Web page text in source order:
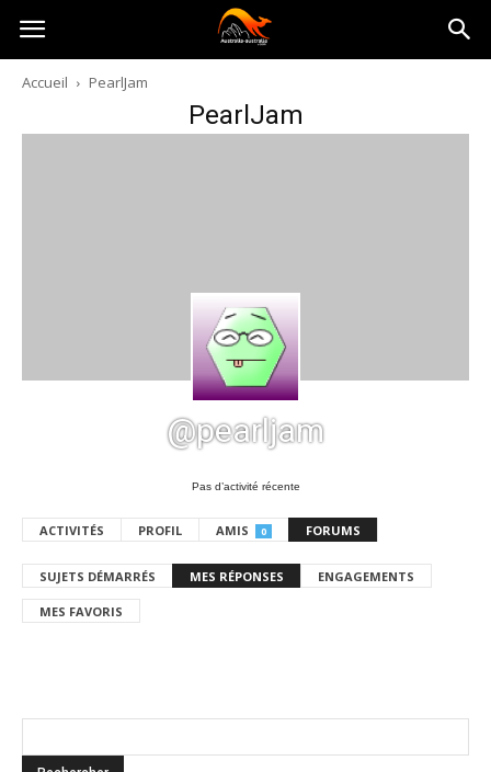
Australia-
australie.com
Accueil PearlJam
PearlJam
@pearljam
Pas d’activité récente
ACTIVITÉS PROFIL AMIS 0 FORUMS
SUJETS DÉMARRÉS MES RÉPONSES ENGAGEMENTS
MES FAVORIS